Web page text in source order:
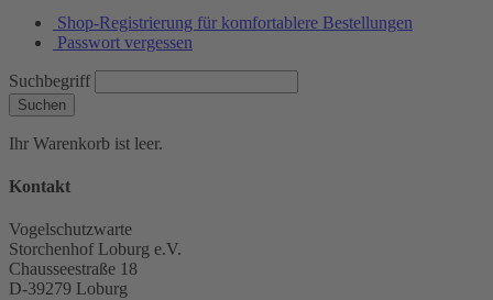
Shop-Registrierung für komfortablere Bestellungen
Passwort vergessen
Suchbegriff
Suchen
Ihr Warenkorb ist leer.
Kontakt
Vogelschutzwarte
Storchenhof Loburg e.V.
Chausseestraße 18
D-39279 Loburg